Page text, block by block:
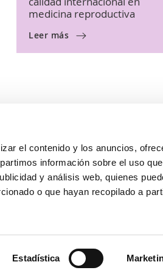
el contenido y los anuncios,
información sobre el uso
y análisis web, quienes
o que hayan recopilado a
Estadística
medicina reproductiva
Leer más
Xavier Soler, 18 (Rotonda Jesuitas)